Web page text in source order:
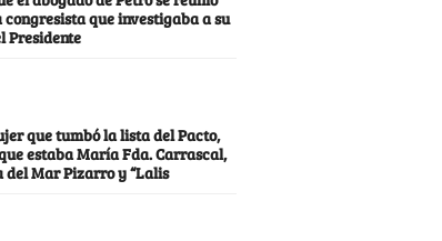
congresista que investigaba a su
Presidente
que tumbó la lista del Pacto,
estaba María Fda. Carrascal,
del Mar Pizarro y “Lalis